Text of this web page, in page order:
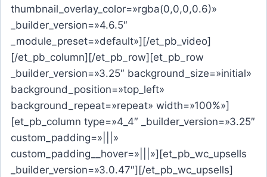
thumbnail_overlay_color=»rgba(0,0,0,0.6)»
_builder_version=»4.6.5″
_module_preset=»default»][/et_pb_video]
[/et_pb_column][/et_pb_row][et_pb_row
_builder_version=»3.25″ background_size=»initial»
background_position=»top_left»
background_repeat=»repeat» width=»100%»]
[et_pb_column type=»4_4″ _builder_version=»3.25″
custom_padding=»|||»
custom_padding__hover=»|||»][et_pb_wc_upsells
_builder_version=»3.0.47″][/et_pb_wc_upsells]